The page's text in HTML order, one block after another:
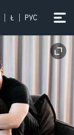
Ł РУС